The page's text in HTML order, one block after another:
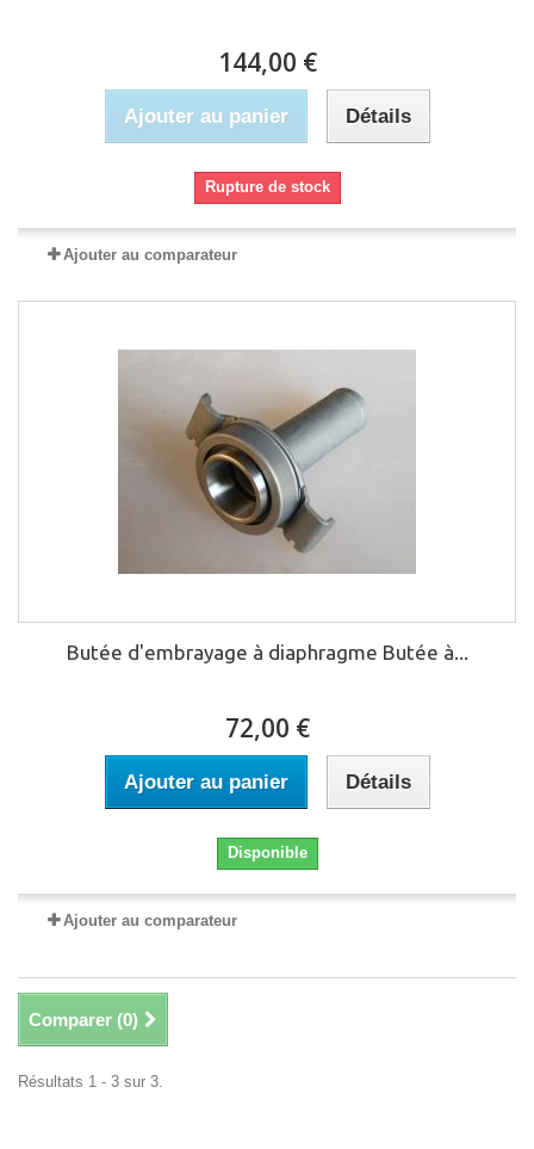
144,00 €
Ajouter au panier Détails
Rupture de stock
Ajouter au comparateur
Butée d'embrayage à diaphragme Butée à...
72,00 €
Ajouter au panier Détails
Disponible
Ajouter au comparateur
Comparer (0)
Résultats 1 - 3 sur 3.